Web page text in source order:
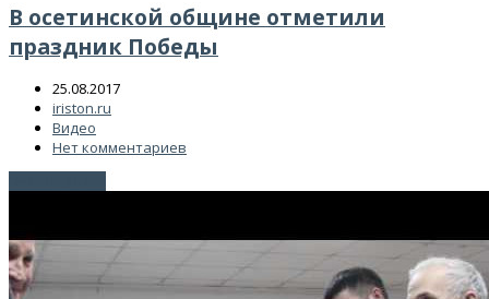
В осетинской общине отметили
праздник Победы
25.08.2017
iriston.ru
Видео
Нет комментариев